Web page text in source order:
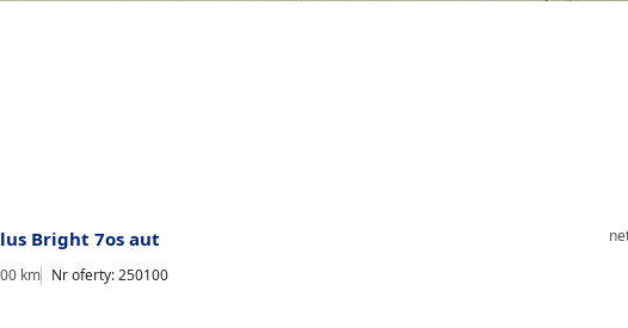
Bright 7os aut
km Nr oferty: 250100